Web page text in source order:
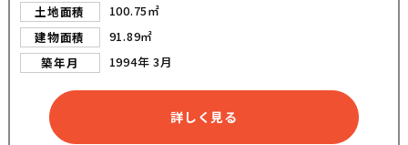
土地面積
100.75㎡
建物面積
91.89㎡
築年月
1994年 3月
詳しく見る